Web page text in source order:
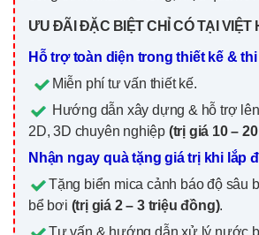
ƯU ĐÃI ĐẶC BIỆT CHỈ CÓ TẠI VIỆT
Hỗ trợ toàn diện trong thiết kế &
Miễn phí tư vấn thiết kế.
Hướng dẫn xây dựng & hỗ trợ
2D, 3D chuyên nghiệp (trị giá 10 –
Nhận ngay quà tặng giá trị khi lắp
Tặng biển mica cảnh báo độ sâu
bể bơi (trị giá 2 – 3 triệu đồng).
Tư vấn & hướng dẫn xử lý nước